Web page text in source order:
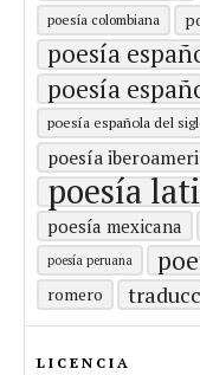
poesía colombiana
poesía
poesía
poesía española del
poesía
poesía
poesía mexicana
poesía peruana
romero
LICENCIA